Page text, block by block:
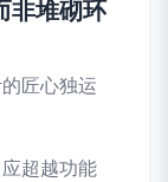
非堆砌环
匠心独运
超越功能